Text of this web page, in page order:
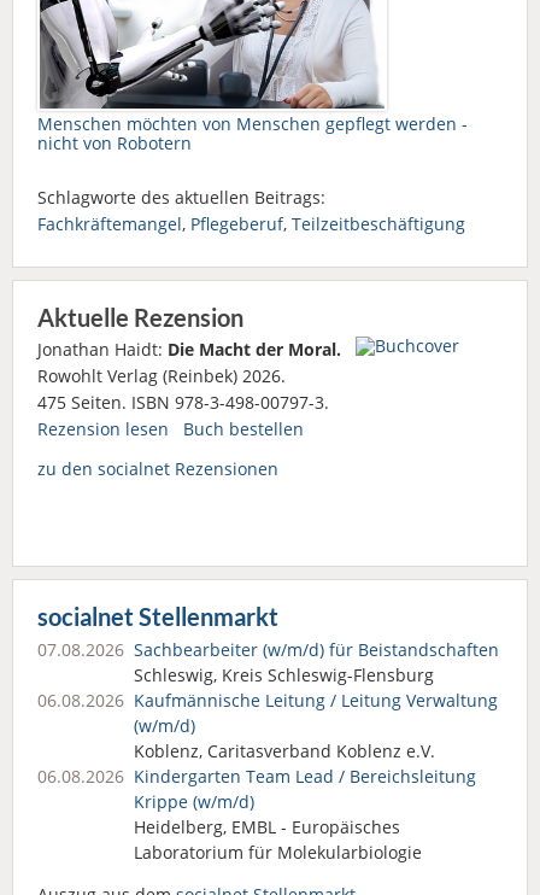
Menschen möchten von Menschen gepflegt werden -
nicht von Robotern
Schlagworte des aktuellen Beitrags:
Fachkräftemangel, Pflegeberuf, Teilzeitbeschäftigung
Aktuelle Rezension
Jonathan Haidt: Die Macht der Moral.
Rowohlt Verlag (Reinbek) 2026.
475 Seiten. ISBN 978-3-498-00797-3.
Rezension lesen
Buch bestellen
zu den socialnet Rezensionen
socialnet Stellenmarkt
07.08.2026 Sachbearbeiter (w/m/d) für Beistandschaften
Schleswig, Kreis Schleswig-Flensburg
06.08.2026 Kaufmännische Leitung / Leitung Verwaltung
(w/m/d)
Koblenz, Caritasverband Koblenz e.V.
06.08.2026 Kindergarten Team Lead / Bereichsleitung
Krippe (w/m/d)
Heidelberg, EMBL - Europäisches
Laboratorium für Molekularbiologie